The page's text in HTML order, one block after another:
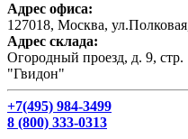
Адрес офиса:
127018, Москва,
Адрес склада:
Огородный проезд, д. 9,
"Гвидон"
+7(495) 984-3499
8 (800) 333-0313